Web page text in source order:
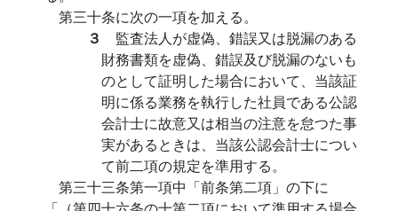
第三十条に次の一項を加える。
３ 監査法人が虚偽、錯誤又は脱漏のある
財務書類を虚偽、錯誤及び脱漏のないも
のとして証明した場合において、当該証
明に係る業務を執行した社員である公認
会計士に故意又は相当の注意を怠つた事
実があるときは、当該公認会計士につい
て前二項の規定を準用する。
第三十三条第一項中「前条第二項」の下に